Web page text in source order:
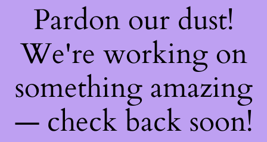
Pardon our dust!
We're working on
something amazing
— check back soon!